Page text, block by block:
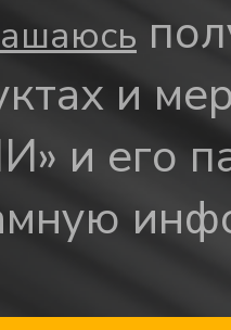
и
и его